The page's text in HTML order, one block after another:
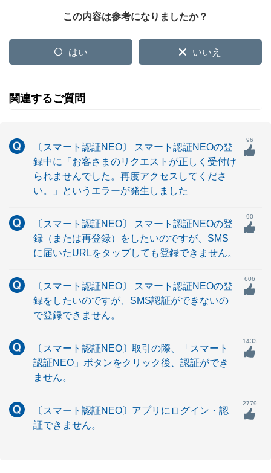
この内容は参考になりましたか？
はい いいえ
関連するご質問
〔スマート認証NEO〕 スマート認証NEOの登
録中に「お客さまのリクエストが正しく受付け
られませんでした。再度アクセスしてくださ
い。」というエラーが発生しました
96
〔スマート認証NEO〕 スマート認証NEOの登
録（または再登録）をしたいのですが、SMS
に届いたURLをタップしても登録できません。
90
〔スマート認証NEO〕 スマート認証NEOの登
録をしたいのですが、SMS認証ができないの
で登録できません。
606
〔スマート認証NEO〕取引の際、「スマート
認証NEO」ボタンをクリック後、認証ができ
ません。
1433
〔スマート認証NEO〕アプリにログイン・認
証できません。
2779